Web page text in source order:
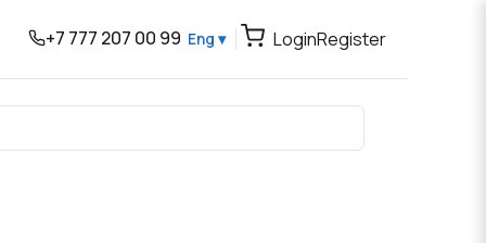
+7 777 207 00 99 Eng ▾ LoginRegister